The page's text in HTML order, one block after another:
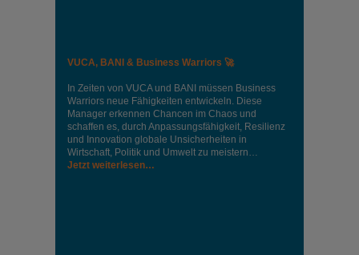
VUCA, BANI & Business Warriors 🚀
In Zeiten von VUCA und BANI müssen Business
Warriors neue Fähigkeiten entwickeln. Diese
Manager erkennen Chancen im Chaos und
schaffen es, durch Anpassungsfähigkeit, Resilienz
und Innovation globale Unsicherheiten in
Wirtschaft, Politik und Umwelt zu meistern…
Jetzt weiterlesen…